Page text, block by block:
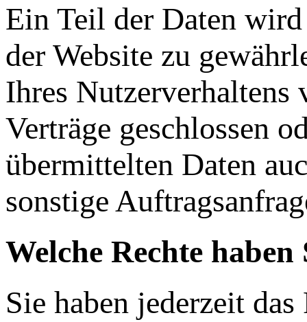
Ein Teil der Daten
der Website zu
Ihres Nutzerverhaltens
Verträge geschlossen
übermittelten Daten
sonstige
Welche Rechte
Sie haben jederzeit